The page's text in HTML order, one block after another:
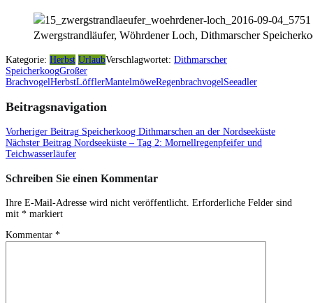
Zwergstrandläufer, Wöhrdener Loch, Dithmarscher
Kategorie: Herbst UrlaubVerschlagwortet: Dithmarscher
SpeicherkoogGroßer
BrachvogelHerbstLöfflerMantelmöweRegenbrachvogel Seeadler
Beitragsnavigation
Vorheriger Beitrag Speicherkoog Dithmarschen an der Nordseeküste
Nächster Beitrag Nordseeküste – Tag 2: Mornellregenpfeifer und
Teichwasserläufer
Schreiben Sie einen Kommentar
Ihre E-Mail-Adresse wird nicht veröffentlicht. Erforderliche Felder sind
mit * markiert
Kommentar *